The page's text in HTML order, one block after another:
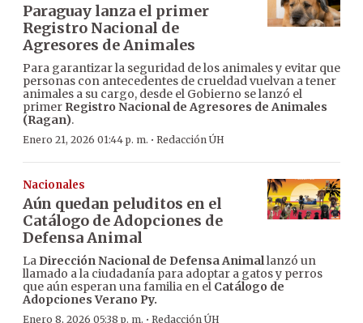
Paraguay lanza el primer
Registro Nacional de
Agresores de Animales
Para garantizar la seguridad de los animales y evitar que
personas con antecedentes de crueldad vuelvan a tener
animales a su cargo, desde el Gobierno se lanzó el
primer Registro Nacional de Agresores de Animales
(Ragan).
Enero 21, 2026 01:44 p. m. · Redacción ÚH
Nacionales
Aún quedan peluditos en el
Catálogo de Adopciones de
Defensa Animal
La Dirección Nacional de Defensa Animallanzó un
llamado a la ciudadanía para adoptar a gatos y perros
que aún esperan una familia en el Catálogo de
Adopciones Verano Py.
Enero 8, 2026 05:38 p. m. Redacción ÚH